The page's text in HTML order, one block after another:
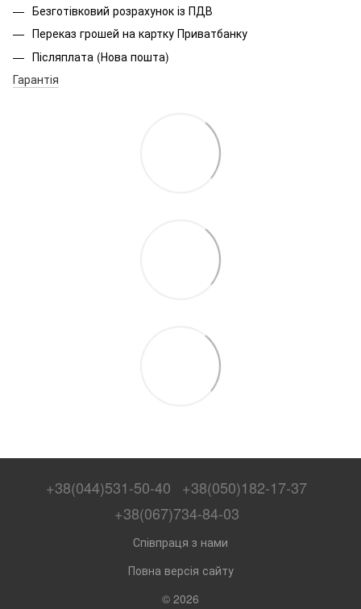
Безготівковий розрахунок із ПДВ
Переказ грошей на картку Приватбанку
Післяплата (Нова пошта)
Гарантія
+38(044)531-50-40
+38(050)182-17-37
+38(067)734-84-03
Співпраця з нами
Повна версія сайту
© 2026